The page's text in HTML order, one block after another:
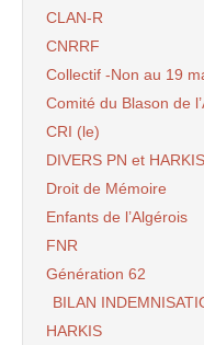
CLAN-R
CNRRF
Collectif -Non au 19
Comité du Blason de
CRI (le)
DIVERS PN et HARKIS
Droit de Mémoire
Enfants de l’Algérois
FNR
Génération 62
BILAN
HARKIS